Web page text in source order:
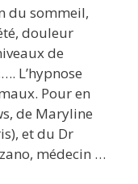
du sommeil,
douleur
de
L’hypnose
Pour en
de Maryline
et du Dr
médecin …